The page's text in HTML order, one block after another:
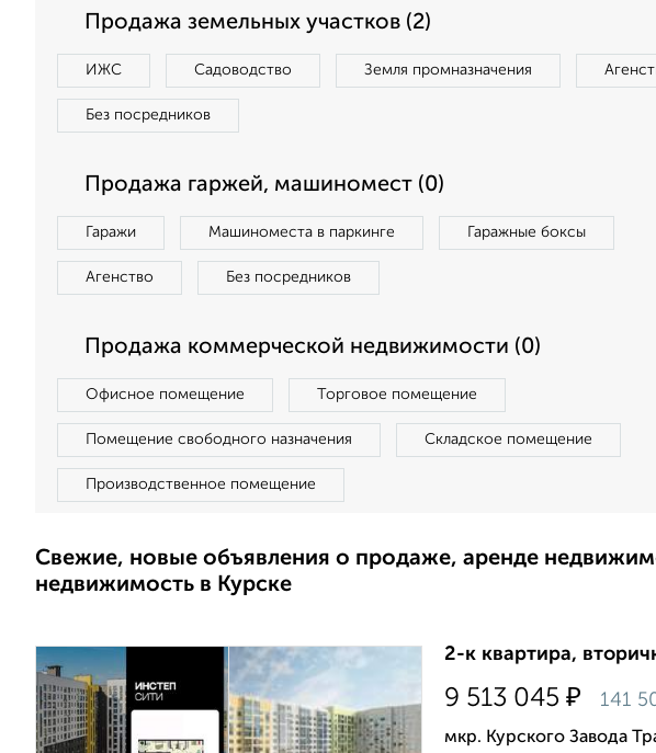
Продажа земельных участков (2)
ИЖС Садоводство Земля промназначения
Без посредников
Продажа гаржей, машиномест (0)
Гаражи Машиноместа в паркинге Гаражные боксы
Агенство Без посредников
Продажа коммерческой недвижимости (0)
Офисное помещение Торговое помещение
Помещение свободного назначения Складское помещение
Производственное помещение
Свежие, новые объявления о продаже, аренде
недвижимость в Курске
2-к квартира,
9 513 045 ₽ 141
мкр. Курского Завода